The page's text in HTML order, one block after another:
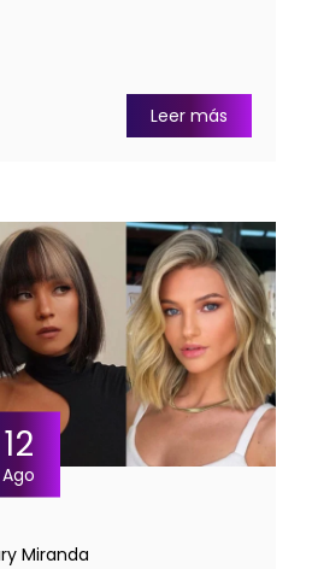
Leer más
12
Ago
Miranda